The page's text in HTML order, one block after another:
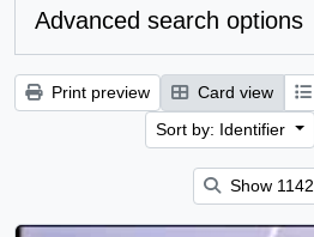
Advanced search options
Print preview Card view
Sort by: Identifier
Show